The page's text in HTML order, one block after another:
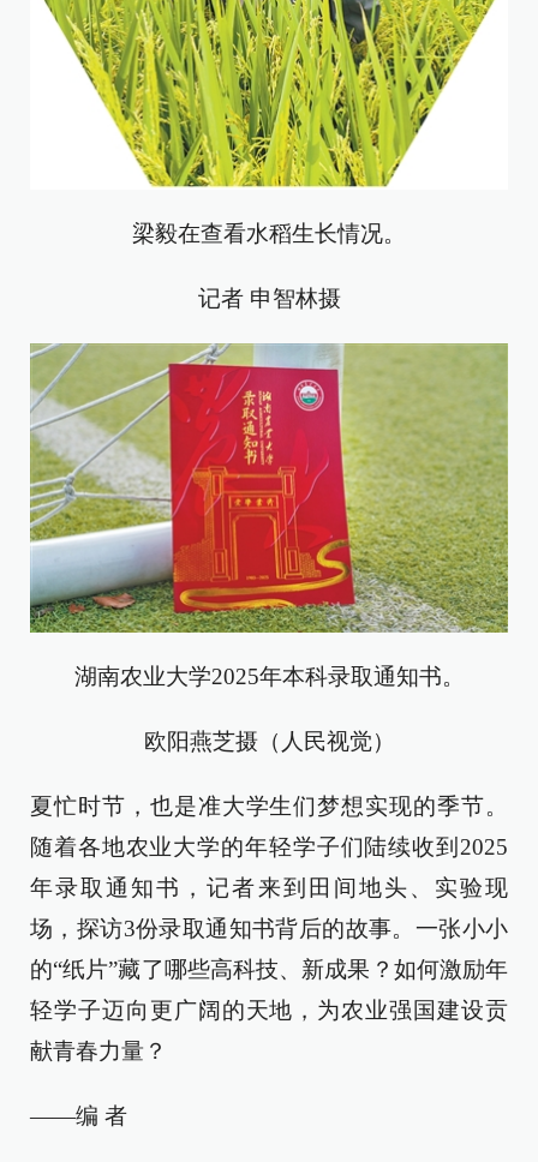
梁毅在查看水稻生长情况。
记者 申智林摄
湖南农业大学2025年本科录取通知书。
欧阳燕芝摄（人民视觉）
夏忙时节，也是准大学生们梦想实现的季节。
随着各地农业大学的年轻学子们陆续收到2025
年录取通知书，记者来到田间地头、实验现
场，探访3份录取通知书背后的故事。一张小小
的“纸片”藏了哪些高科技、新成果？如何激励年
轻学子迈向更广阔的天地，为农业强国建设贡
献青春力量？
——编 者